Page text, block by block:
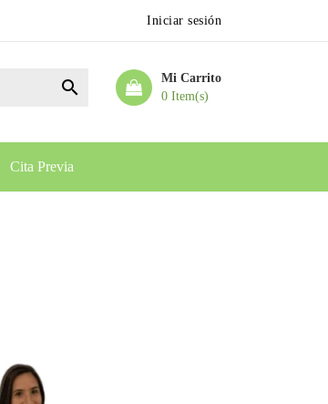
Iniciar sesión
Mi Carrito
0 Item(s)

Cita Previa